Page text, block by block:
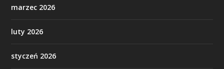
marzec 2026
luty 2026
styczeń 2026